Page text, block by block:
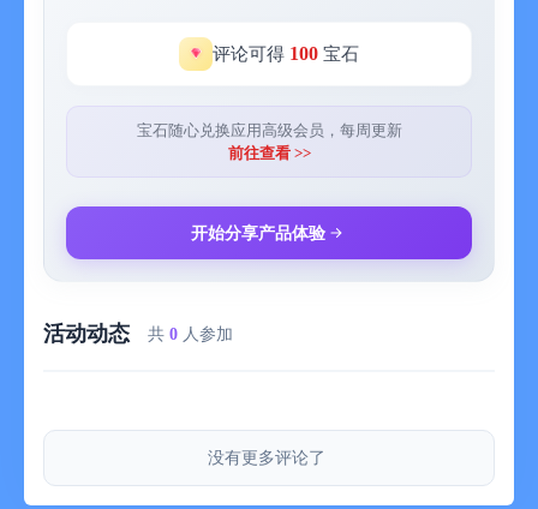
iTunes账户扣费并延长1个周/年会员有效期；
4.如需取消订阅，请手动打开iOS的“设置”-->进入iTunes Store与
置"页面，点击“订阅”，选择iCareFoneios APP会员取消订阅即
可。如未在订阅期结束的至少24小时前关闭订阅，此订阅将会自
动续订。
www.tenorshare.com/tenorshare-app-end-user-icense-
agreement.html
6.隐私协议: www.tenorshare.com/tenorshare-app-privacy-
- 订购iCareFoneios APP会员服务可以通过iTunes账户直接付
评论可得 100 宝石
宝石随心兑换应用高级会员，每周更新
前往查看 >>
开始分享产品体验
活动动态 共 0 人参加
没有更多评论了